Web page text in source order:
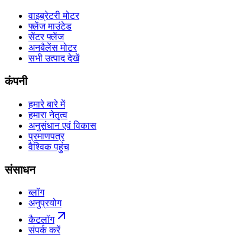
वाइब्रेटरी मोटर
फ्लेंज माउंटेड
सेंटर फ्लेंज
अनबैलेंस मोटर
सभी उत्पाद देखें
कंपनी
हमारे बारे में
हमारा नेतृत्व
अनुसंधान एवं विकास
प्रमाणपत्र
वैश्विक पहुंच
संसाधन
ब्लॉग
अनुप्रयोग
कैटलॉग
संपर्क करें